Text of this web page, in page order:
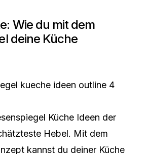
Wie du mit dem
deine Küche
Küche Ideen der
Hebel. Mit dem
kannst du deiner Küche